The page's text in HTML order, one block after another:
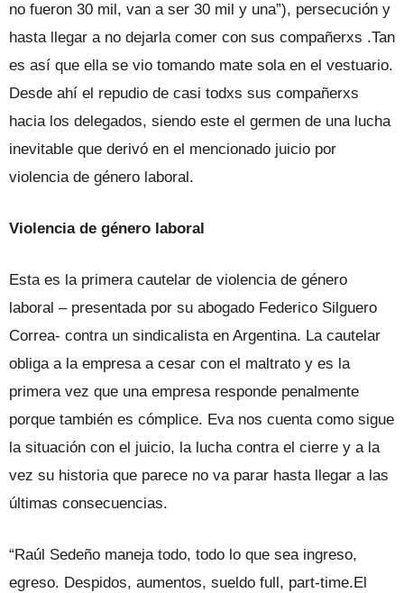
no fueron 30 mil, van a ser 30 mil y una”), persecución y
hasta llegar a no dejarla comer con sus compañerxs .Tan
es así que ella se vio tomando mate sola en el vestuario.
Desde ahí el repudio de casi todxs sus compañerxs
hacia los delegados, siendo este el germen de una lucha
inevitable que derivó en el mencionado juicio por
violencia de género laboral.
Violencia de género laboral
Esta es la primera cautelar de violencia de género
laboral – presentada por su abogado Federico Silguero
Correa- contra un sindicalista en Argentina. La cautelar
obliga a la empresa a cesar con el maltrato y es la
primera vez que una empresa responde penalmente
porque también es cómplice. Eva nos cuenta como sigue
la situación con el juicio, la lucha contra el cierre y a la
vez su historia que parece no va parar hasta llegar a las
últimas consecuencias.
“Raúl Sedeño maneja todo, todo lo que sea ingreso,
egreso. Despidos, aumentos, sueldo full, part-time.El